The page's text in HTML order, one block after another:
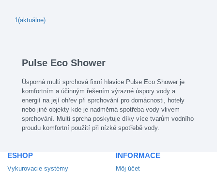
1 (aktuálne)
Pulse Eco Shower
Úsporná multi sprchová fixní hlavice Pulse Eco Shower je
komfortním a účinným řešením výrazné úspory vody a
energií na její ohřev při sprchování pro domácnosti, hotely
nebo jiné objekty kde je nadměrná spotřeba vody vlivem
sprchování. Multi sprcha poskytuje díky více tvarům vodního
proudu komfortní použití při nízké spotřebě vody.
ESHOP
Vykurovacie systémy
INFORMACE
Môj účet